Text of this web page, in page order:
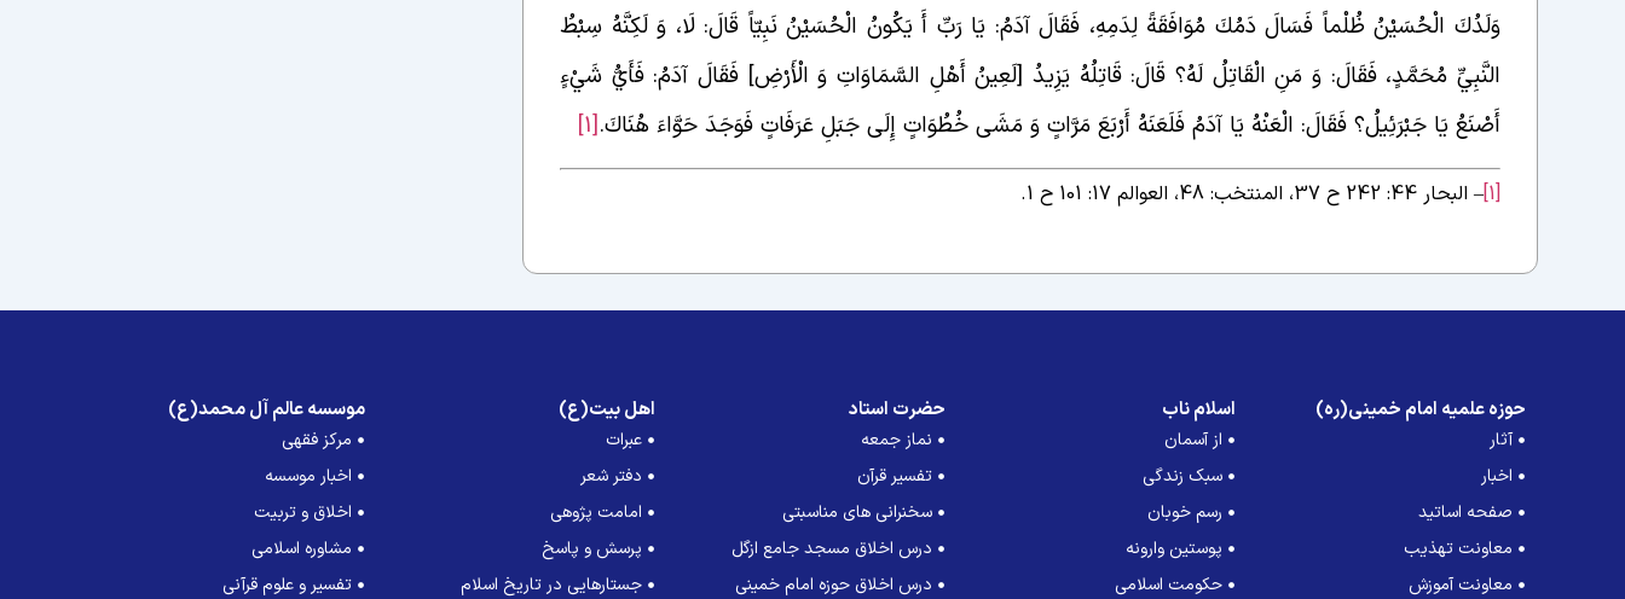
وَلَدُكَ الْحُسَيْنُ ظُلْماً فَسَالَ دَمُكَ مُوَافَقَةً لِدَمِهِ، فَقَالَ آدَمُ: يَا رَبِّ أَ يَكُونُ الْحُسَيْنُ نَبِيّاً قَالَ: لَا، وَ لَكِنَّهُ سِبْطُ
النَّبِيِّ مُحَمَّدٍ، فَقَالَ: وَ مَنِ الْقَاتِلُ لَهُ؟ قَالَ: قَاتِلُهُ يَزِيدُ [لَعِينُ‏ أَهْلِ السَّمَاوَاتِ وَ الْأَرْضِ] فَقَالَ آدَمُ: فَأَيُّ شَيْ‏ءٍ
أَصْنَعُ يَا جَبْرَئِيلُ؟ فَقَالَ: الْعَنْهُ يَا آدَمُ فَلَعَنَهُ أَرْبَعَ مَرَّاتٍ وَ مَشَى خُطُوَاتٍ إِلَى جَبَلِ عَرَفَاتٍ فَوَجَدَ حَوَّاءَ هُنَاكَ.[1]
[1] – البحار 44: 242 ح 37، المنتخب: 48، العوالم 17: 101 ح 1.
حوزه علمیه امام خمینی(ره)
آثار
اخبار
صفحه اساتید
معاونت تهذیب
معاونت آموزش
اسلام ناب
از آسمان
سبک زندگی
رسم خوبان
پوستین وارونه
حکومت اسلامی
حضرت استاد
نماز جمعه
تفسیر قرآن
سخنرانی های مناسبتی
درس اخلاق مسجد جامع ازگل
درس اخلاق حوزه امام خمینی
اهل بیت(ع)
عبرات
دفتر شعر
امامت پژوهی
پرسش و پاسخ
جستارهایی در تاریخ اسلام
موسسه عالم آل محمد(ع)
مرکز فقهی
اخبار موسسه
اخلاق و تربیت
مشاوره اسلامی
تفسیر و علوم قرآنی